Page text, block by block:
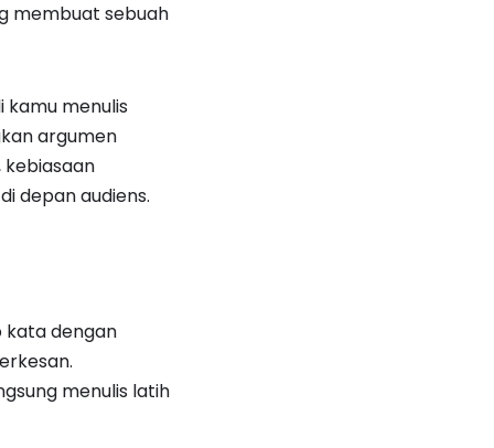
membuat sebuah
menulis
argumen
depan audiens.
kata dengan
menulis latih